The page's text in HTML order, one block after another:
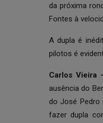
da próxima
Fontes à
A dupla é
pilotos é
Carlos Vieira
ausência do
do José Pedro
fazer dupla